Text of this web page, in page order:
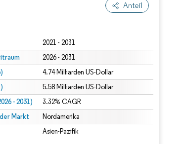
Anteil
2021 - 2031
2026 - 2031
4.74 Milliarden US-Dollar
5.58 Milliarden US-Dollar
- 2031) 3.32% CAGR
Markt Nordamerika
Asien-Pazifik
gemäß CC BY 4.0.